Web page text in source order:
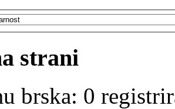
strani
brska: 0